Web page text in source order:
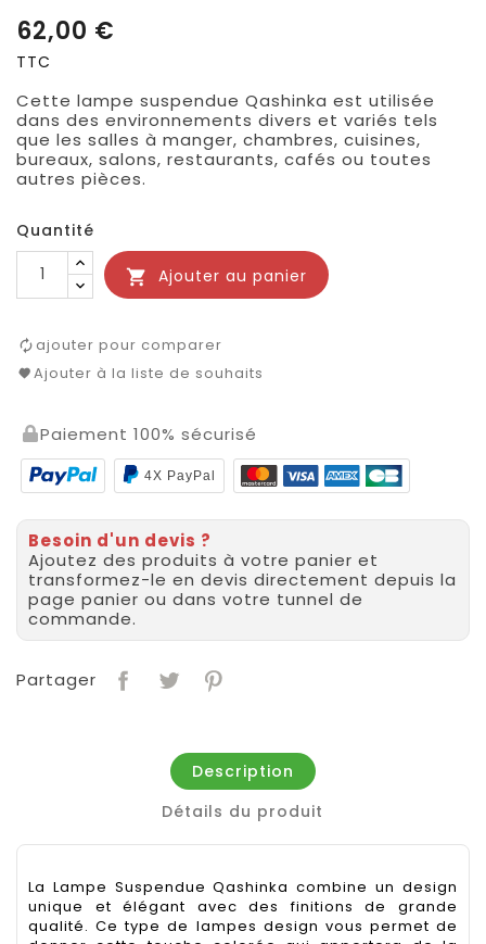
62,00 €
TTC
Cette lampe suspendue Qashinka est utilisée
dans des environnements divers et variés tels
que les salles à manger, chambres, cuisines,
bureaux, salons, restaurants, cafés ou toutes
autres pièces.
Quantité
 Ajouter au panier
ajouter pour comparer
Ajouter à la liste de souhaits
Paiement 100% sécurisé
4X PayPal
Besoin d'un devis ?
Ajoutez des produits à votre panier et
transformez-le en devis directement depuis la
page panier ou dans votre tunnel de
commande.
Partager
Description
Détails du produit
La Lampe Suspendue Qashinka combine un design
unique et élégant avec des finitions de grande
qualité. Ce type de lampes design vous permet de